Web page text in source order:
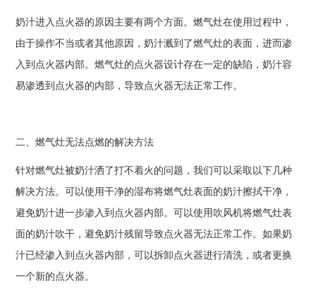
奶汁进入点火器的原因主要有两个方面。燃气灶在使用过程中，
由于操作不当或者其他原因，奶汁溅到了燃气灶的表面，进而渗
入到点火器内部。燃气灶的点火器设计存在一定的缺陷，奶汁容
易渗透到点火器的内部，导致点火器无法正常工作。
二、燃气灶无法点燃的解决方法
针对燃气灶被奶汁洒了打不着火的问题，我们可以采取以下几种
解决方法。可以使用干净的湿布将燃气灶表面的奶汁擦拭干净，
避免奶汁进一步渗入到点火器内部。可以使用吹风机将燃气灶表
面的奶汁吹干，避免奶汁残留导致点火器无法正常工作。如果奶
汁已经渗入到点火器内部，可以拆卸点火器进行清洗，或者更换
一个新的点火器。